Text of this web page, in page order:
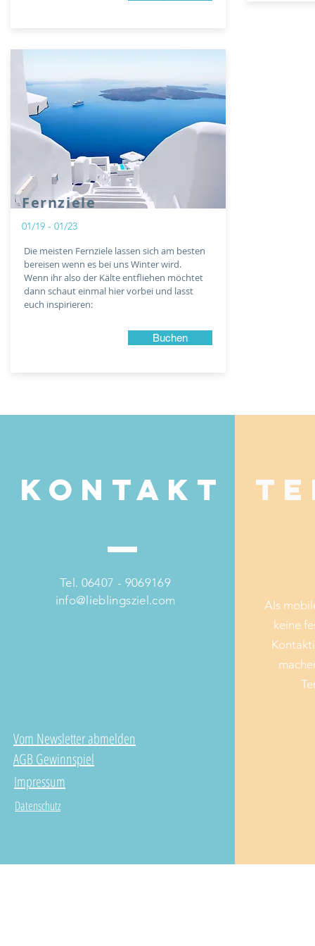
Fernziele
01/19 - 01/23
Die meisten Fernziele lassen sich am besten
bereisen wenn es bei uns Winter wird.
Wenn ihr also der Kälte entfliehen möchtet
dann schaut einmal hier vorbei und lasst
euch inspirieren:
Buchen
Kontakt
Tel. 06407 - 9069169
info@lieblingsziel.com
Vom Newsletter abmelden
AGB Gewinnspiel
Impressum
Datenschutz
Als
keine